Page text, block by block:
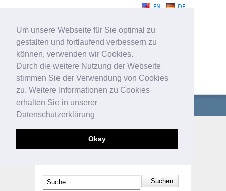
Um unsere Webseite für Sie optimal zu
gestalten und fortlaufend verbessern zu
können, verwenden wir Cookies.
Durch die weitere Nutzung der Webseite
stimmen Sie der Verwendung von Cookies
zu. Weitere Informationen zu Cookies
erhalten Sie in unserer
Datenschutzerklärung
Okay
DE
EN
FUGENBÄNDER
UNTERNEHMEN
FUGENBÄNDER
ARBEITSFUGENBÄNDER